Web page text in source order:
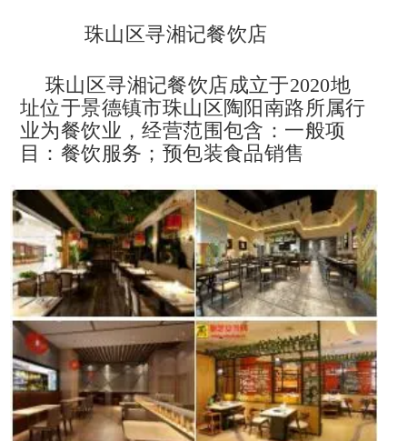
珠山区寻湘记餐饮店
珠山区寻湘记餐饮店成立于2020地
址位于景德镇市珠山区陶阳南路所属行
业为餐饮业，经营范围包含：一般项
目：餐饮服务；预包装食品销售